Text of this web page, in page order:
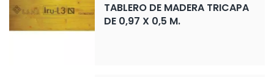
TABLERO DE MADERA TRICAPA
DE 0,97 X 0,5 M.